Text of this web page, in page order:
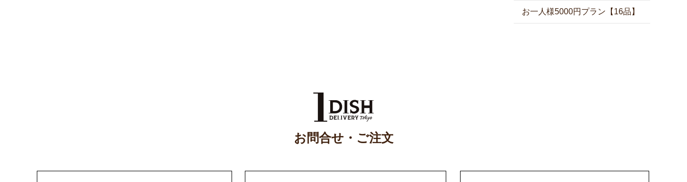
お一人様5000円プラン【16品】
お問合せ・ご注文